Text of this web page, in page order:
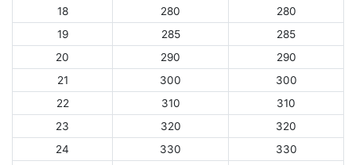
18 280
280
19
285
285
20
290
290
21
300
300
22
310
310
23
320
320
24
330
330